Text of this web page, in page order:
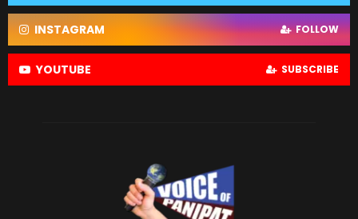
INSTAGRAM FOLLOW
YOUTUBE SUBSCRIBE